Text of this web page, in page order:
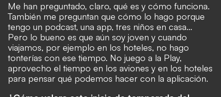
Me han preguntado, claro, qué es y cómo funciona.
También me preguntan que cómo lo hago porque
tengo un podcast, una app, tres niños en casa…
Pero lo bueno es que aún soy joven y cuando
viajamos, por ejemplo en los hoteles, no hago
tonterías con ese tiempo. No juego a la Play,
aprovecho el tiempo en los aviones y en los hoteles
para pensar qué podemos hacer con la aplicación.